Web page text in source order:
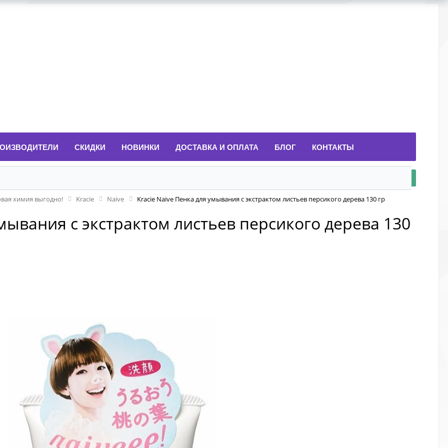
СКИДКИ НОВИНКИ ДОСТАВКА И ОПЛАТА БЛОГ КОНТАКТЫ
химия выгодно! Kracie Naive Kracie Naive Пенка для умывания с экстрактом листьев персикого дерева 130 гр
с экстрактом листьев персикого дерева 130